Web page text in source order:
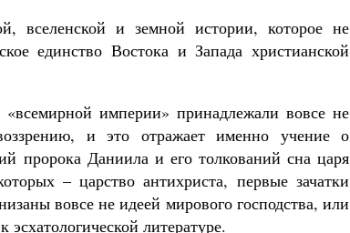
вселенской и земной истории, которое не
единство Востока и Запада христианской
империи» принадлежали вовсе не
и это отражает именно учение о
пророка Даниила и его толкований сна царя
– царство антихриста, первые зачатки
вовсе не идеей мирового господства, или
эсхатологической литературе.